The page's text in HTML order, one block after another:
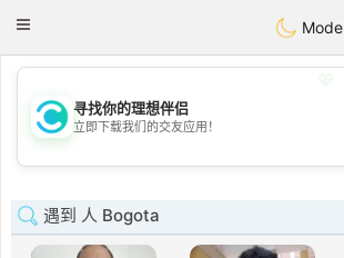
Citas
Toggle
Mode
💖
💕
寻找你的理想伴侣
立即下载我们的交友应用！
遇到 人 Bogota